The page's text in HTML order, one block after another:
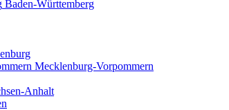
Baden-Württemberg
Mecklenburg-Vorpommern
Anhalt